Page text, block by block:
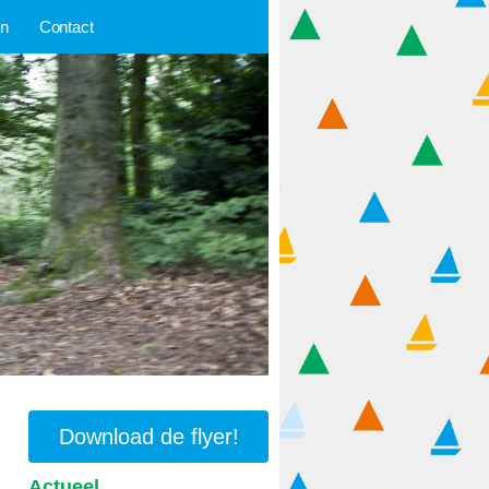
Contact
Download de flyer!